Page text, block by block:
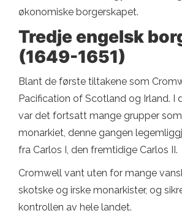
økonomiske borgerskapet.
Tredje engelsk
(1649-1651)
Blant de første tiltakene som
Pacification of Scotland og Irland. I
var det fortsatt mange grupper
monarkiet, denne gangen
fra Carlos I, den fremtidige Carlos II.
Cromwell vant uten for mange
skotske og irske monarkister, og
kontrollen av hele landet.